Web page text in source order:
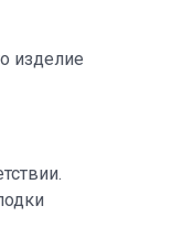
изделие